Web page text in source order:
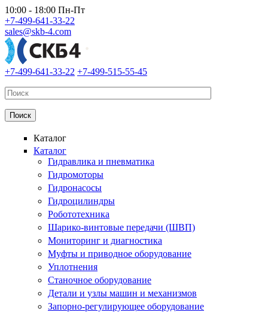
Перейти к основному содержанию
10:00 - 18:00 Пн-Пт
+7-499-641-33-22
sales@skb-4.com
+7-499-641-33-22 +7-499-515-55-45
Каталог
Каталог
Гидравлика и пневматика
Гидромоторы
Гидронасосы
Гидроцилиндры
Робототехника
Шарико-винтовые передачи (ШВП)
Мониторинг и диагностика
Муфты и приводное оборудование
Уплотнения
Станочное оборудование
Детали и узлы машин и механизмов
Запорно-регулирующее оборудование